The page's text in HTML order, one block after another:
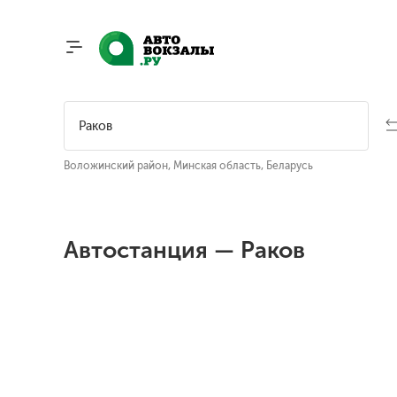
Воложинский район, Минская область, Беларусь
Автостанция — Раков